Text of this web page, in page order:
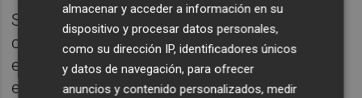
Según Hispania, los cuatro hoteles que
comprará han registrado un "excepcional"
ejercicio 2015, que se espera se mantenga
en 2016.
almacenar y acceder a información en su
dispositivo y procesar datos personales,
como su dirección IP, identificadores únicos
y datos de navegación, para ofrecer
anuncios y contenido personalizados, medir